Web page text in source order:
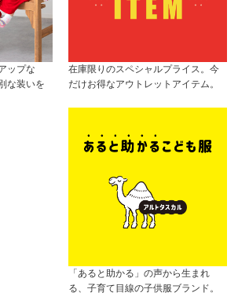
ップな
な装いを
在庫限りのスペシャルプライス。今
だけお得なアウトレットアイテム。
「あると助かる」の声から生まれ
る、子育て目線の子供服ブランド。